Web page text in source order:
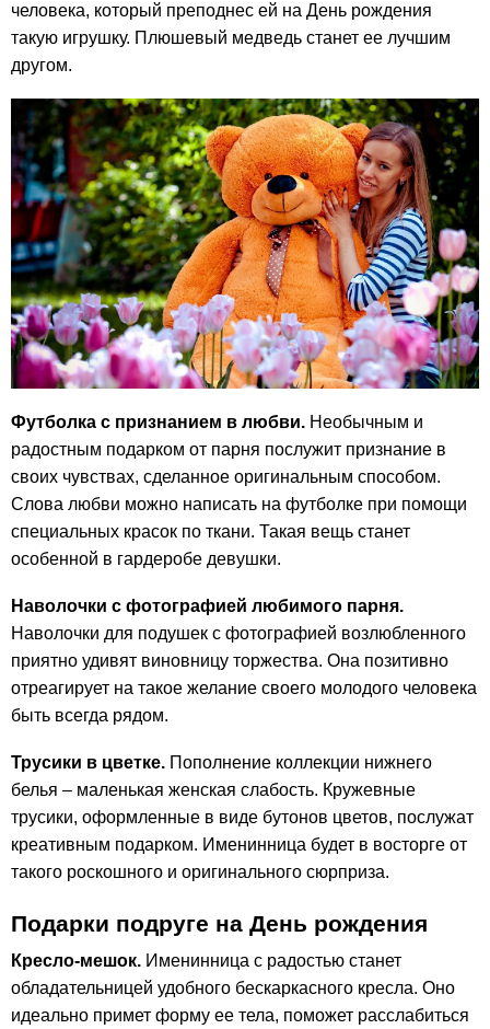
человека, который преподнес ей на День рождения
такую игрушку. Плюшевый медведь станет ее лучшим
другом.
Футболка с признанием в любви. Необычным и
радостным подарком от парня послужит признание в
своих чувствах, сделанное оригинальным способом.
Слова любви можно написать на футболке при помощи
специальных красок по ткани. Такая вещь станет
особенной в гардеробе девушки.
Наволочки с фотографией любимого парня.
Наволочки для подушек с фотографией возлюбленного
приятно удивят виновницу торжества. Она позитивно
отреагирует на такое желание своего молодого человека
быть всегда рядом.
Трусики в цветке. Пополнение коллекции нижнего
белья – маленькая женская слабость. Кружевные
трусики, оформленные в виде бутонов цветов, послужат
креативным подарком. Именинница будет в восторге от
такого роскошного и оригинального сюрприза.
Подарки подруге на День рождения
Кресло-мешок. Именинница с радостью станет
обладательницей удобного бескаркасного кресла. Оно
идеально примет форму ее тела, поможет расслабиться